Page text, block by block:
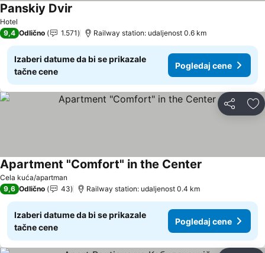
Hotel
Panskiy Dvir
9,4 Odlično 1.571 Railway station: udaljenost 0.6 km
Izaberi datume da bi se prikazale
tačne cene
Pogledaj cene
Deli
Cela kuća/apartman
Apartment "Comfort" in the Center
9,6 Odlično 43 Railway station: udaljenost 0.4 km
Izaberi datume da bi se prikazale
tačne cene
Pogledaj cene